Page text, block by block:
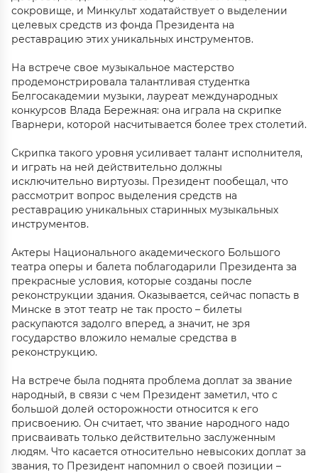
сокровище, и Минкульт ходатайствует о выделении
целевых средств из фонда Президента на
реставрацию этих уникальных инструментов.
На встрече свое музыкальное мастерство
продемонстрировала талантливая студентка
Белгосакадемии музыки, лауреат международных
конкурсов Влада Бережная: она играла на скрипке
Гварнери, которой насчитывается более трех столетий.
Скрипка такого уровня усиливает талант исполнителя,
и играть на ней действительно должны
исключительно виртуозы. Президент пообещал, что
рассмотрит вопрос выделения средств на
реставрацию уникальных старинных музыкальных
инструментов.
Актеры Национального академического Большого
театра оперы и балета поблагодарили Президента за
прекрасные условия, которые созданы после
реконструкции здания. Оказывается, сейчас попасть в
Минске в этот театр не так просто – билеты
раскупаются задолго вперед, а значит, не зря
государство вложило немалые средства в
реконструкцию.
На встрече была поднята проблема доплат за звание
народный, в связи с чем Президент заметил, что с
большой долей осторожности относится к его
присвоению. Он считает, что звание народного надо
присваивать только действительно заслуженным
людям. Что касается относительно невысоких доплат за
звания, то Президент напомнил о своей позиции –